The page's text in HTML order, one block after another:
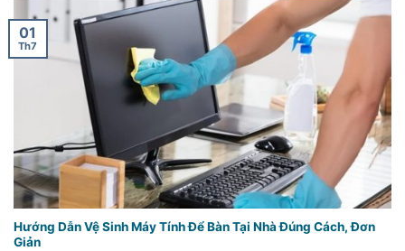
Hướng Dẫn Vệ Sinh Máy Tính Để Bàn Tại Nhà Đúng Cách, Đơn
Giản
01
Th7